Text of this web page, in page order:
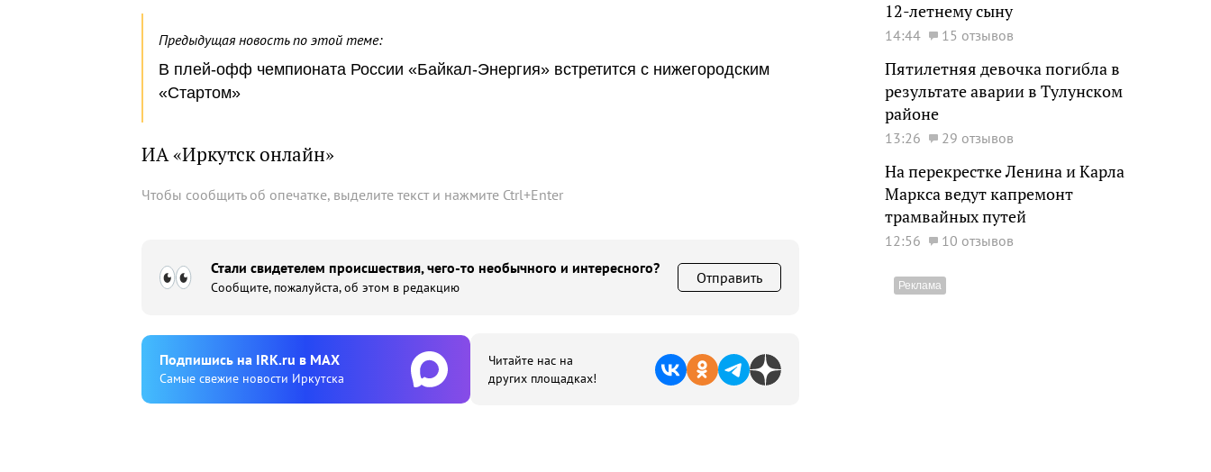
Предыдущая новость по этой теме:
В плей-офф чемпионата России «Байкал-Энергия» встретится с нижегородским
«Стартом»
ИА «Иркутск онлайн»
Чтобы сообщить об опечатке, выделите текст и нажмите Ctrl+Enter
Стали свидетелем происшествия, чего-то необычного и интересного?
Сообщите, пожалуйста, об этом в редакцию
Отправить
Подпишиcь на IRK.ru в MAX
Cамые свежие новости Иркутска
Читайте нас на
других площадках!
12-летнему сыну
14:44 15 отзывов
Пятилетняя девочка погибла в
результате аварии в Тулунском
районе
13:26 29 отзывов
На перекрестке Ленина и Карла
Маркса ведут капремонт
трамвайных путей
12:56 10 отзывов